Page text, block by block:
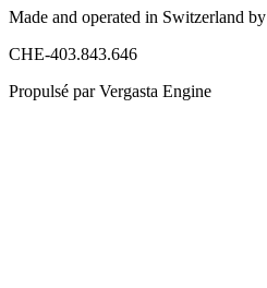
Made and operated in Switzerland by
CHE-403.843.646
Propulsé par Vergasta Engine